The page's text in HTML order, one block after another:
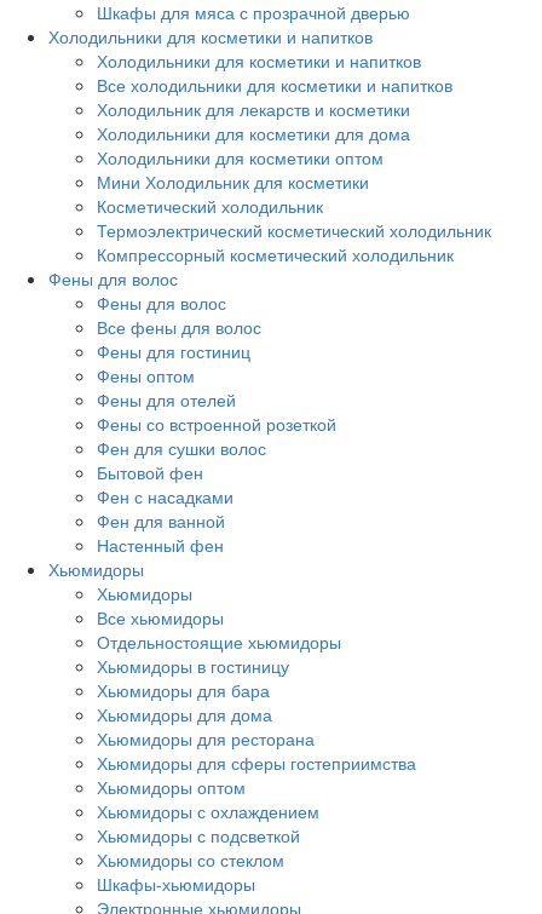
Шкафы для мяса с прозрачной дверью
Холодильники для косметики и напитков
Холодильники для косметики и напитков
Все холодильники для косметики и напитков
Холодильник для лекарств и косметики
Холодильники для косметики для дома
Холодильники для косметики оптом
Мини Холодильник для косметики
Косметический холодильник
Термоэлектрический косметический холодильник
Компрессорный косметический холодильник
Фены для волос
Фены для волос
Все фены для волос
Фены для гостиниц
Фены оптом
Фены для отелей
Фены со встроенной розеткой
Фен для сушки волос
Бытовой фен
Фен с насадками
Фен для ванной
Настенный фен
Хьюмидоры
Хьюмидоры
Все хьюмидоры
Отдельностоящие хьюмидоры
Хьюмидоры в гостиницу
Хьюмидоры для бара
Хьюмидоры для дома
Хьюмидоры для ресторана
Хьюмидоры для сферы гостеприимства
Хьюмидоры оптом
Хьюмидоры с охлаждением
Хьюмидоры с подсветкой
Хьюмидоры со стеклом
Шкафы-хьюмидоры
Электронные хьюмидоры